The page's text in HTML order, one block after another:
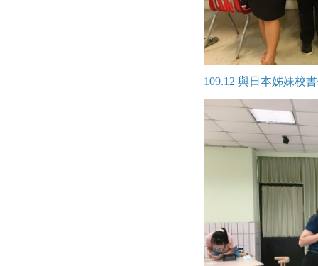
109.12 與日本姊妹校